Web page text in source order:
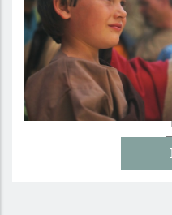
Hjältar
149:-